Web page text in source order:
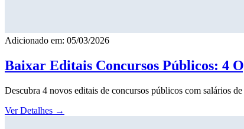
Adicionado em: 05/03/2026
Baixar Editais Concursos Públicos: 4
Descubra 4 novos editais de concursos públicos com salários
Ver Detalhes →